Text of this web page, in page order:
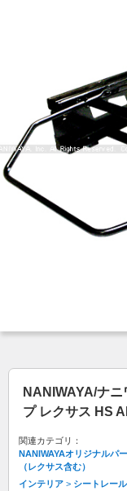
NANIWAYA/ナ
プ レクサス HS
関連カテゴリ：
NANIWAYAオリジナルパ
（レクサス含む）
インテリア > シートレール